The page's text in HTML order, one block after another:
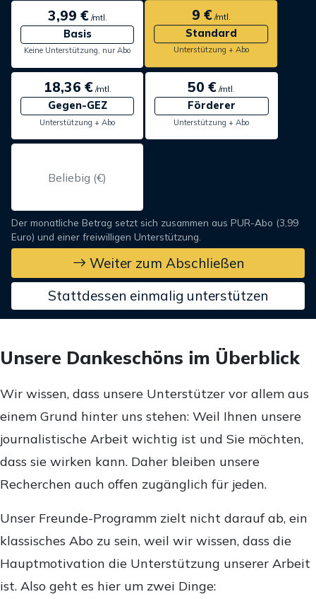
3,99 €/mtl.
Basis
Keine Unterstützung, nur Abo
9 €/mtl.
Standard
Unterstützung + Abo
18,36 €/mtl.
Gegen-GEZ
Unterstützung + Abo
50 € /mtl.
Förderer
Unterstützung + Abo
Der monatliche Betrag setzt sich zusammen aus PUR-Abo (3,99
Euro) und einer freiwilligen Unterstützung.
Weiter zum Abschließen
Stattdessen einmalig unterstützen
Unsere Dankeschöns im Überblick
Wir wissen, dass unsere Unterstützer vor allem aus
einem Grund hinter uns stehen: Weil Ihnen unsere
journalistische Arbeit wichtig ist und Sie möchten,
dass sie wirken kann. Daher bleiben unsere
Recherchen auch offen zugänglich für jeden.
Unser Freunde-Programm zielt nicht darauf ab, ein
klassisches Abo zu sein, weil wir wissen, dass die
Hauptmotivation die Unterstützung unserer Arbeit
ist. Also geht es hier um zwei Dinge: